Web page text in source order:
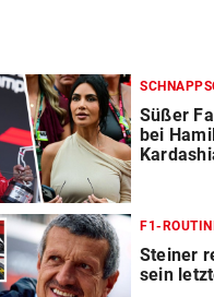
Süßer
bei
F1-
Steiner
sein